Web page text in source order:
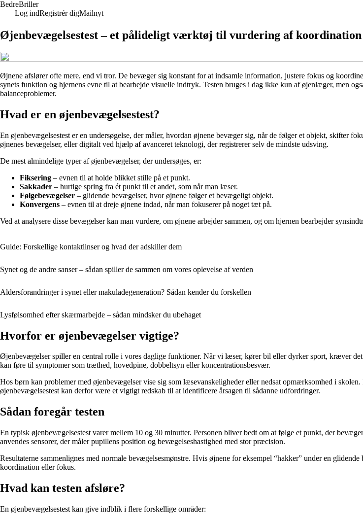
BedreBriller
Log indRegistrér digMailnyt
Øjenbevægelsestest – et pålideligt værktøj til vurdering af koordination
Øjnene afslører ofte mere, end vi tror. De bevæger sig konstant for at indsamle information, justere fokus og
synets funktion og hjernens evne til at bearbejde visuelle indtryk. Testen bruges i dag ikke kun af øjenlæger, men
balanceproblemer.
Hvad er en øjenbevægelsestest?
En øjenbevægelsestest er en undersøgelse, der måler, hvordan øjnene bevæger sig, når de følger et objekt, skifter
øjnenes bevægelser, eller digitalt ved hjælp af avanceret teknologi, der registrerer selv de mindste udsving.
De mest almindelige typer af øjenbevægelser, der undersøges, er:
Fiksering – evnen til at holde blikket stille på et punkt.
Sakkader – hurtige spring fra ét punkt til et andet, som når man læser.
Følgebevægelser – glidende bevægelser, hvor øjnene følger et bevægeligt objekt.
Konvergens – evnen til at dreje øjnene indad, når man fokuserer på noget tæt på.
Ved at analysere disse bevægelser kan man vurdere, om øjnene arbejder sammen, og om hjernen bearbejder
Guide: Forskellige kontaktlinser og hvad der adskiller dem
Synet og de andre sanser – sådan spiller de sammen om vores oplevelse af verden
Aldersforandringer i synet eller makuladegeneration? Sådan kender du forskellen
Lysfølsomhed efter skærmarbejde – sådan mindsker du ubehaget
Hvorfor er øjenbevægelser vigtige?
Øjenbevægelser spiller en central rolle i vores daglige funktioner. Når vi læser, kører bil eller dyrker sport, kræver
kan føre til symptomer som træthed, hovedpine, dobbeltsyn eller koncentrationsbesvær.
Hos børn kan problemer med øjenbevægelser vise sig som læsevanskeligheder eller nedsat opmærksomhed i
øjenbevægelsestest kan derfor være et vigtigt redskab til at identificere årsagen til sådanne udfordringer.
Sådan foregår testen
En typisk øjenbevægelsestest varer mellem 10 og 30 minutter. Personen bliver bedt om at følge et punkt, der
anvendes sensorer, der måler pupillens position og bevægelseshastighed med stor præcision.
Resultaterne sammenlignes med normale bevægelsesmønstre. Hvis øjnene for eksempel “hakker” under en
koordination eller fokus.
Hvad kan testen afsløre?
En øjenbevægelsestest kan give indblik i flere forskellige områder: